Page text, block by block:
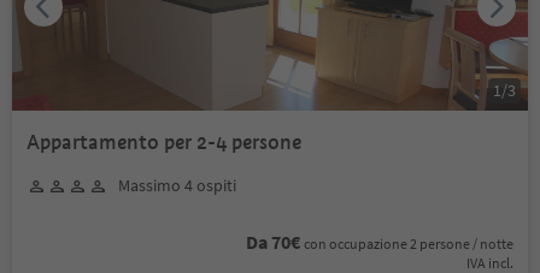
Appartamento per 2-4 persone
Massimo 4 ospiti
Da 70€ con occupazione 2 persone / notte
IVA incl.
1/3